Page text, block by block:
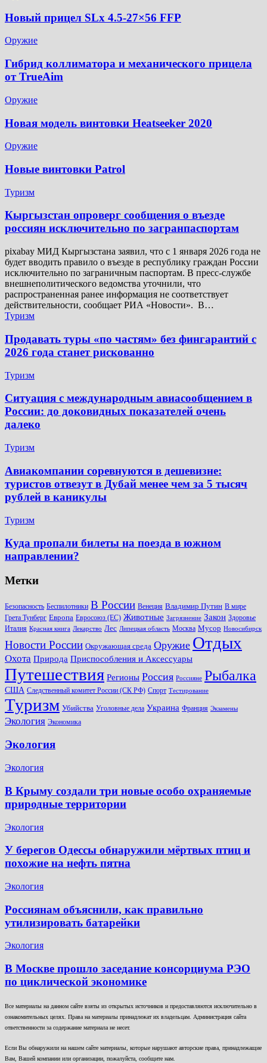
Новый прицел SLx 4.5-27×56 FFP
Оружие
Гибрид коллиматора и механического прицела
от TrueAim
Оружие
Новая модель винтовки Heatseeker 2020
Оружие
Новые винтовки Patrol
Туризм
Кыргызстан опроверг сообщения о въезде
россиян исключительно по загранпаспортам
pixabay МИД Кыргызстана заявил, что с 1 января 2026 года не
будет вводить правило о въезде в республику граждан России
исключительно по заграничным паспортам. В пресс-службе
внешнеполитического ведомства уточнили, что
распространенная ранее информация не соответствует
действительности, сообщает РИА «Новости». В…
Туризм
Продавать туры «по частям» без фингарантий с
2026 года станет рискованно
Туризм
Ситуация с международным авиасообщением в
России: до доковидных показателей очень
далеко
Туризм
Авиакомпании соревнуются в дешевизне:
туристов отвезут в Дубай менее чем за 5 тысяч
рублей в каникулы
Туризм
Куда пропали билеты на поезда в южном
направлении?
Метки
Безопасность Беспилотники В России Венеция Владимир Путин В мире
Грета Тунберг Европа Евросоюз (ЕС) Животные Загрязнение Закон Здоровье
Италия Красная книга Лекарство Лес Липецкая область Москва Мусор Новосибирск
Новости России Окружающая среда Оружие Отдых
Охота Природа Приспособления и Аксессуары
Путешествия Регионы Россия Россияне Рыбалка
США Следственный комитет России (СК РФ) Спорт Тестирование
Туризм Убийства Уголовные дела Украина Франция Экзамены
Экология Экономика
Экология
Экология
В Крыму создали три новые особо охраняемые
природные территории
Экология
У берегов Одессы обнаружили мёртвых птиц и
похожие на нефть пятна
Экология
Россиянам объяснили, как правильно
утилизировать батарейки
Экология
В Москве прошло заседание консорциума РЭО
по циклической экономике
Все материалы на данном сайте взяты из открытых источников и предоставляются исключительно в
ознакомительных целях. Права на материалы принадлежат их владельцам. Администрация сайта
ответственности за содержание материала не несет.
Если Вы обнаружили на нашем сайте материалы, которые нарушают авторские права, принадлежащие
Вам, Вашей компании или организации, пожалуйста, сообщите нам.